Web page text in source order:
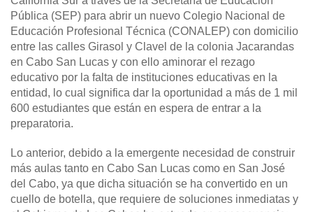
Pública (SEP) para abrir un nuevo Colegio Nacional de
Educación Profesional Técnica (CONALEP) con domicilio
entre las calles Girasol y Clavel de la colonia Jacarandas
en Cabo San Lucas y con ello aminorar el rezago
educativo por la falta de instituciones educativas en la
entidad, lo cual significa dar la oportunidad a más de 1 mil
600 estudiantes que están en espera de entrar a la
preparatoria.
Lo anterior, debido a la emergente necesidad de construir
más aulas tanto en Cabo San Lucas como en San José
del Cabo, ya que dicha situación se ha convertido en un
cuello de botella, que requiere de soluciones inmediatas y